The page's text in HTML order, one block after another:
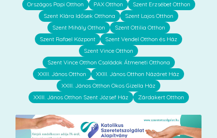
Országos Papi Otthon
PAX Otthon
Szent Erzsébet Otthon
Szent Klára Idősek Otthona
Szent Lajos Otthon
Szent Mihály Otthon
Szent Ottilia Otthon
Szent Rafael Központ
Szent Vendel Otthon és Ház
Szent Vince Otthon
Szent Vince Otthon Családok Átmeneti Otthona
XXIII. János Otthon
XXIII. János Otthon Názáret Ház
XXIII. János Otthon Okos Gizella Ház
XXIII. János Otthon Szent József Ház
Zárdakert Otthon